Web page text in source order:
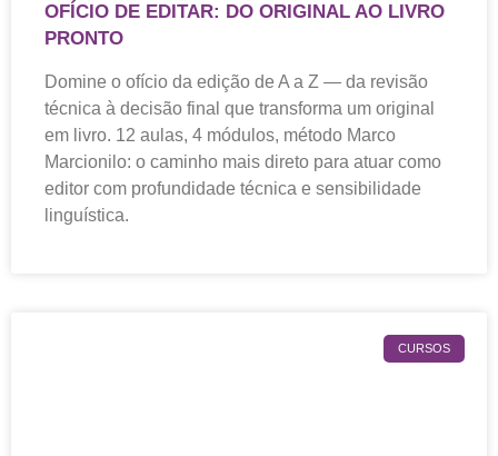
OFÍCIO DE EDITAR: DO ORIGINAL AO LIVRO
PRONTO
Domine o ofício da edição de A a Z — da revisão
técnica à decisão final que transforma um original
em livro. 12 aulas, 4 módulos, método Marco
Marcionilo: o caminho mais direto para atuar como
editor com profundidade técnica e sensibilidade
linguística.
CURSOS